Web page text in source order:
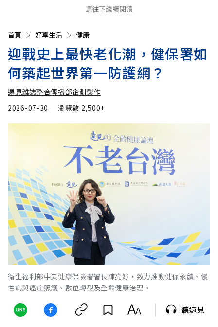
請往下繼續閱讀
首頁 好享生活 健康
迎戰史上最快老化潮，健保署如
何築起世界第一防護網？
遠見雜誌整合傳播部企劃製作
2026-07-30
瀏覽數 2,500+
衛生福利部中央健康保險署署長陳亮妤，致力推動健保永續、慢
性病與癌症照護、數位轉型及全齡健康治理。
聽遠見